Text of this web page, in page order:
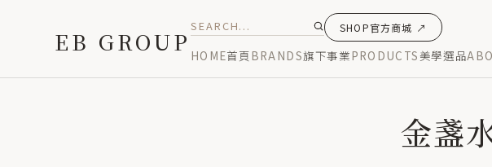
EB GROUP SHOP官方商城 ↗
HOME首頁BRANDS旗下事業PRODUCTS美學選品
HOME /
金盞